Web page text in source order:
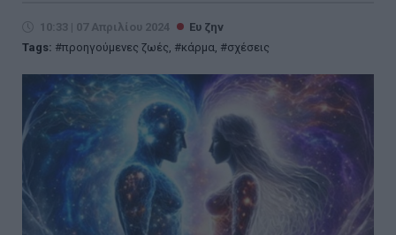
10:33 | 07 Απριλίου 2024
Ευ ζην
Tags:
προηγούμενες ζωές, κάρμα, σχέσεις